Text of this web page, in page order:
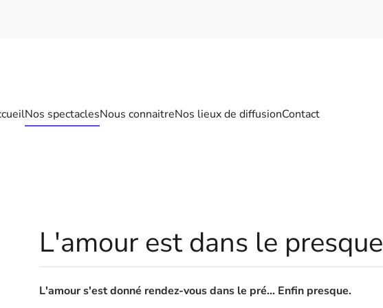
Nos spectaclesNous connaitreNos lieux de diffusionContact
L'amour est dans le presque
L'amour s'est donné rendez-vous dans le pré... Enfin presque.